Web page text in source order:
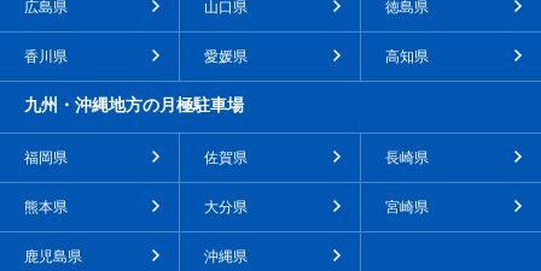
広島県 山口県 徳島県
香川県 愛媛県 高知県
九州・沖縄地方の月極駐車場
福岡県 佐賀県 長崎県
熊本県 大分県 宮崎県
鹿児島県 沖縄県